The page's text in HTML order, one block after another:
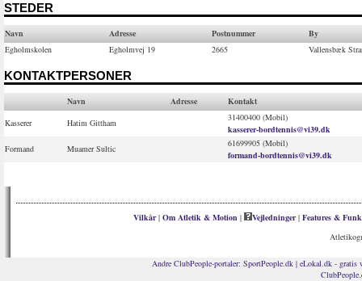
STEDER
Navn Adresse Postnummer
By
Egholmskolen
Egholmvej 19 2665 Vallensbæk
KONTAKTPERSONER
Navn Adresse
Kontakt
Kasserer
Hatim Gittham
31400400 (Mobil)
kasserer-bordtennis@vi39.dk
Formand
Muamer Sultic
61699905 (Mobil)
formand-bordtennis@vi39.dk
Vilkår| Om Atletik & Motion | Vejledninger| Features &
Andre ClubPeople-portaler: SportPeople.dk| eLokal.dk - gratis